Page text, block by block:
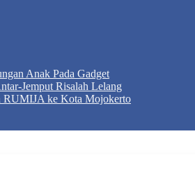
Anak Pada Gadget
Jemput Risalah Lelang
RUMIJA ke Kota Mojokerto